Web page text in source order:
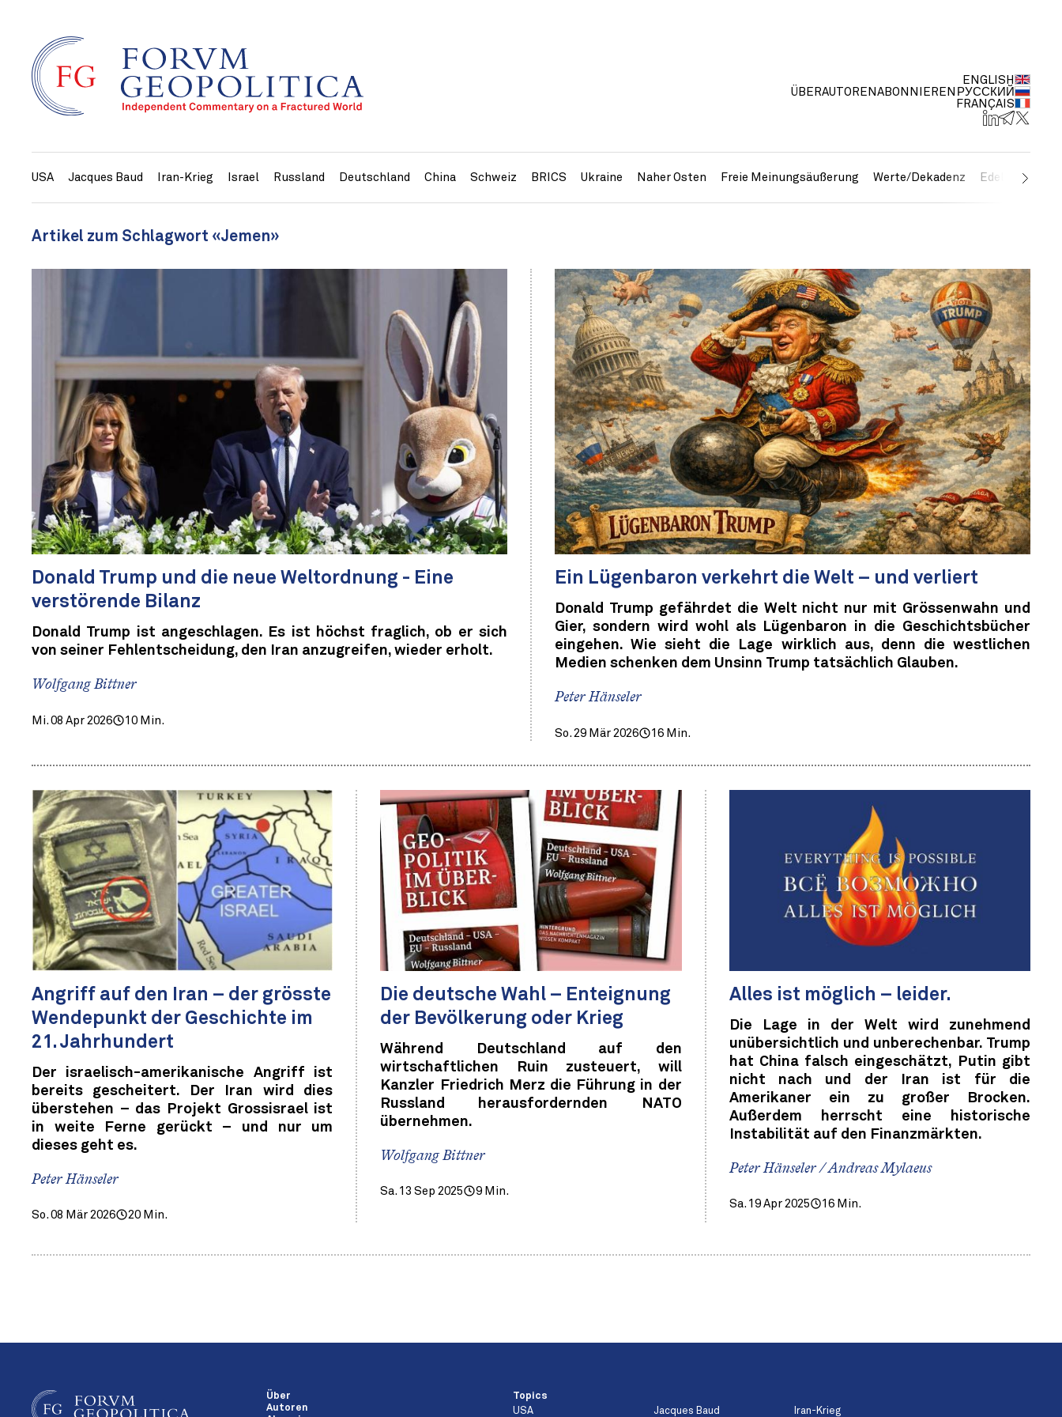
ÜBERAUTOREN ABONNIEREN
ENGLISH
РУССКИЙ
FRANÇAIS
USA Jacques Baud Iran-Krieg Israel Russland Deutschland China Schweiz BRICS Ukraine Naher Osten Freie Meinungsäußerung Werte/Dekadenz Edelmetalle
Artikel zum Schlagwort «Jemen»
Donald Trump und die neue Weltordnung - Eine
verstörende Bilanz
Donald Trump ist angeschlagen. Es ist höchst fraglich, ob er sich
von seiner Fehlentscheidung, den Iran anzugreifen, wieder erholt.
Wolfgang Bittner
Mi. 08 Apr 2026 10 Min.
Ein Lügenbaron verkehrt die Welt – und verliert
Donald Trump gefährdet die Welt nicht nur mit Grössenwahn und
Gier, sondern wird wohl als Lügenbaron in die Geschichtsbücher
eingehen. Wie sieht die Lage wirklich aus, denn die westlichen
Medien schenken dem Unsinn Trump tatsächlich Glauben.
Peter Hänseler
So. 29 Mär 2026 16 Min.
Angriff auf den Iran – der grösste
Wendepunkt der Geschichte im
21. Jahrhundert
Der israelisch-amerikanische Angriff ist
bereits gescheitert. Der Iran wird dies
überstehen – das Projekt Grossisrael ist
in weite Ferne gerückt – und nur um
dieses geht es.
Peter Hänseler
So. 08 Mär 2026 20 Min.
Die deutsche Wahl – Enteignung
der Bevölkerung oder Krieg
Während Deutschland auf den
wirtschaftlichen Ruin zusteuert, will
Kanzler Friedrich Merz die Führung in der
Russland herausfordernden NATO
übernehmen.
Wolfgang Bittner
Sa. 13 Sep 2025 9 Min.
Alles ist möglich – leider.
Die Lage in der Welt wird zunehmend
unübersichtlich und unberechenbar. Trump
hat China falsch eingeschätzt, Putin gibt
nicht nach und der Iran ist für die
Amerikaner ein zu großer Brocken.
Außerdem herrscht eine historische
Instabilität auf den Finanzmärkten.
Peter Hänseler / Andreas Mylaeus
Sa. 19 Apr 2025 16 Min.
Über
Autoren
Topics
USA
Jacques Baud Iran-Krieg